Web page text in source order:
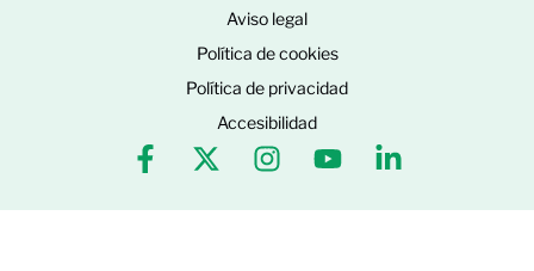
Aviso legal
Política de cookies
Política de privacidad
Accesibilidad